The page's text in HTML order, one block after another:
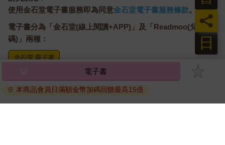
使用金石堂電子書服務即為同意金石堂電子書服務條款。
電子書分為「金石堂(線上閱讀+APP)」及「Readmoo(兌換
碼)」兩種：
將儲存於會員中心→電子書服務「我的e書櫃」，點選線上
閱讀直接開啟閱讀。
電子書
※ 本商品會員日滿額金幣加碼回饋最高15倍
日
員